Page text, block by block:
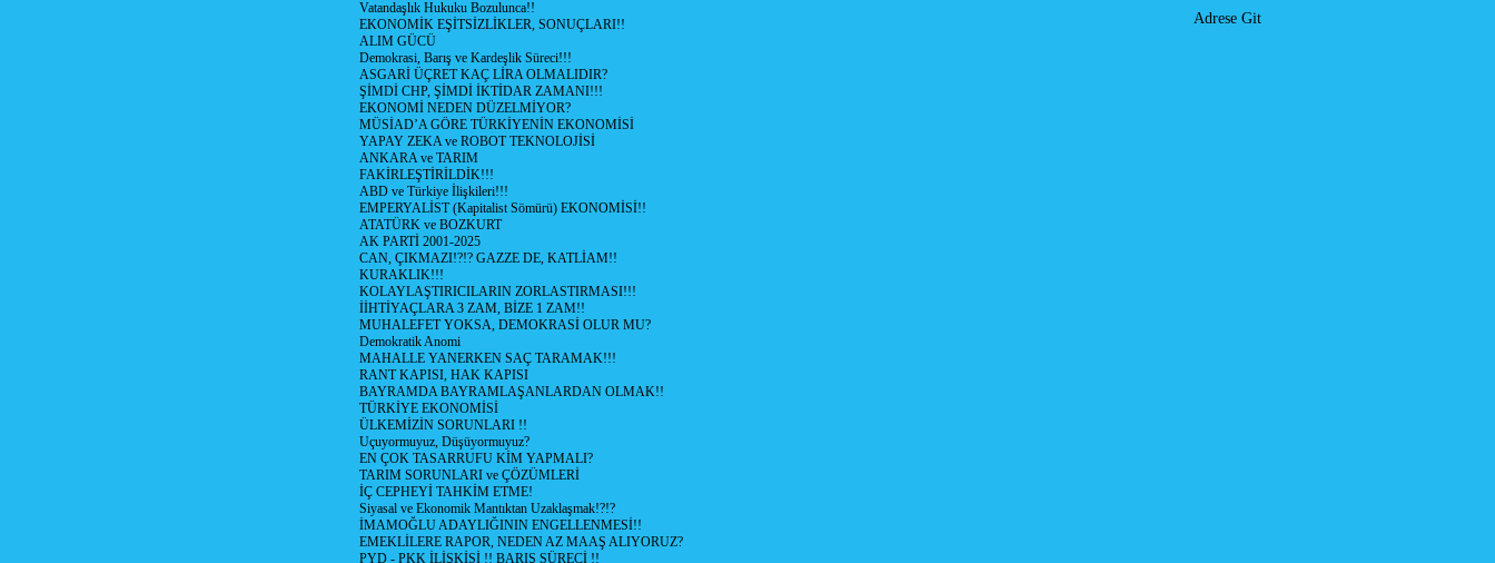
Vatandaşlık Hukuku Bozulunca!!
EKONOMİK EŞİTSİZLİKLER, SONUÇLARI!!
ALIM GÜCÜ
Demokrasi, Barış ve Kardeşlik Süreci!!!
ASGARİ ÜÇRET KAÇ LİRA OLMALIDIR?
ŞİMDİ CHP, ŞİMDİ İKTİDAR ZAMANI!!!
EKONOMİ NEDEN DÜZELMİYOR?
MÜSİAD’A GÖRE TÜRKİYENİN EKONOMİSİ
YAPAY ZEKA ve ROBOT TEKNOLOJİSİ
ANKARA ve TARIM
FAKİRLEŞTİRİLDİK!!!
ABD ve Türkiye İlişkileri!!!
EMPERYALİST (Kapitalist Sömürü) EKONOMİSİ!!
ATATÜRK ve BOZKURT
AK PARTİ 2001-2025
CAN, ÇIKMAZI!?!? GAZZE DE, KATLİAM!!
KURAKLIK!!!
KOLAYLAŞTIRICILARIN ZORLASTIRMASI!!!
İİHTİYAÇLARA 3 ZAM, BİZE 1 ZAM!!
MUHALEFET YOKSA, DEMOKRASİ OLUR MU?
Demokratik Anomi
MAHALLE YANERKEN SAÇ TARAMAK!!!
RANT KAPISI, HAK KAPISI
BAYRAMDA BAYRAMLAŞANLARDAN OLMAK!!
TÜRKİYE EKONOMİSİ
ÜLKEMİZİN SORUNLARI !!
Uçuyormuyuz, Düşüyormuyuz?
EN ÇOK TASARRUFU KİM YAPMALI?
TARIM SORUNLARI ve ÇÖZÜMLERİ
İÇ CEPHEYİ TAHKİM ETME!
Siyasal ve Ekonomik Mantıktan Uzaklaşmak!?!?
İMAMOĞLU ADAYLIĞININ ENGELLENMESİ!!
EMEKLİLERE RAPOR, NEDEN AZ MAAŞ ALIYORUZ?
PYD - PKK İLİŞKİSİ !! BARIŞ SÜRECİ !!
Adrese Git